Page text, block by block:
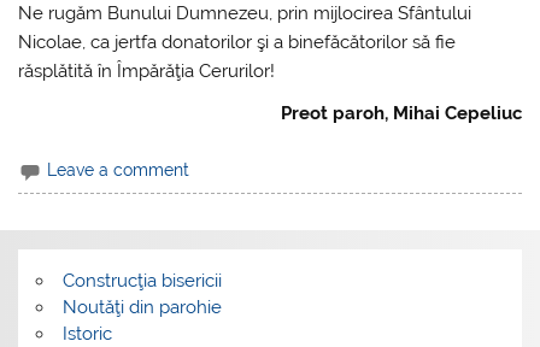
Ne rugăm Bunului Dumnezeu, prin mijlocirea Sfântului
Nicolae, ca jertfa donatorilor şi a binefăcătorilor să fie
răsplătită în Împărăţia Cerurilor!
Preot paroh, Mihai Cepeliuc
Leave a comment
Construcţia bisericii
Noutăţi din parohie
Istoric